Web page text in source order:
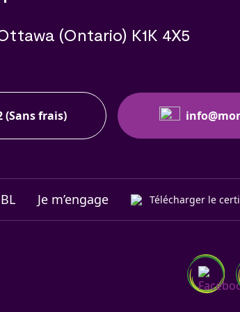
(Ontario) K1K 4X5
(Sans frais)
Je m’engage Télécharger le